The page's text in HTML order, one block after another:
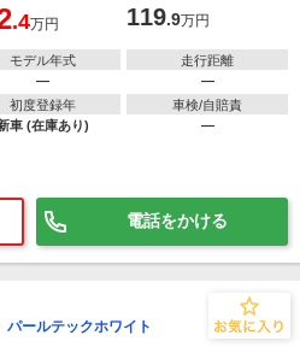
.4万円 119.9万円
モデル年式
―
走行距離
―
初度登録年
車 (在庫あり)
車検/自賠責
―
電話をかける
ールテックホワイト